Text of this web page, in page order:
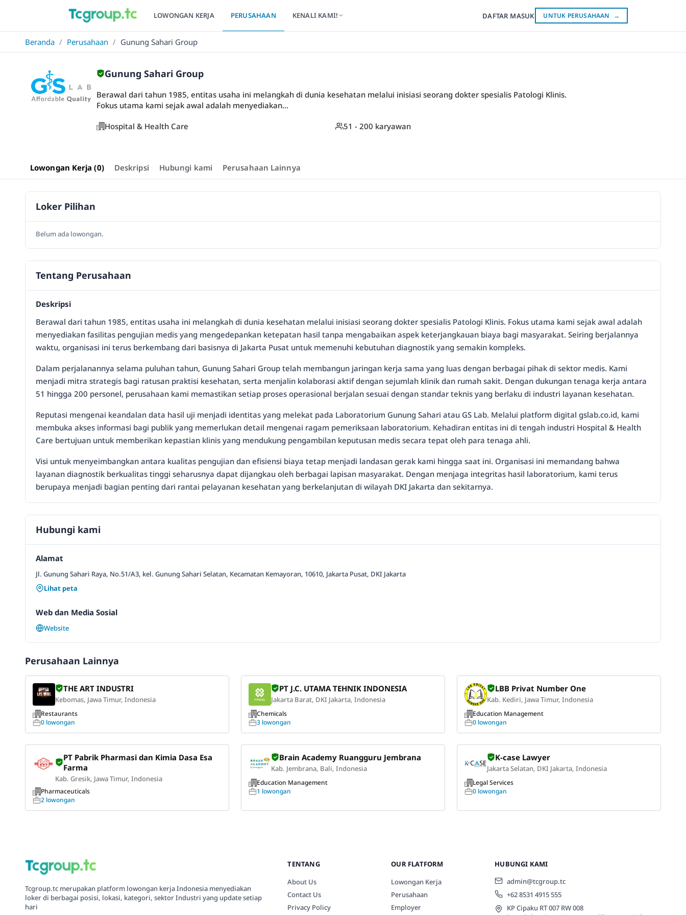
LOWONGAN KERJA PERUSAHAAN KENALI KAMI! DAFTAR MASUK UNTUK PERUSAHAAN →
Beranda / Perusahaan / Gunung Sahari Group
Gunung Sahari Group
Berawal dari tahun 1985, entitas usaha ini melangkah di dunia kesehatan melalui inisiasi seorang dokter spesialis Patologi Klinis.
Fokus utama kami sejak awal adalah menyediakan...
Hospital & Health Care 51 - 200 karyawan
Lowongan Kerja (0) Deskripsi Hubungi kami Perusahaan Lainnya
Loker Pilihan
Belum ada lowongan.
Tentang Perusahaan
Deskripsi
Berawal dari tahun 1985, entitas usaha ini melangkah di dunia kesehatan melalui inisiasi seorang dokter spesialis Patologi Klinis. Fokus utama kami sejak awal adalah
menyediakan fasilitas pengujian medis yang mengedepankan ketepatan hasil tanpa mengabaikan aspek keterjangkauan biaya bagi masyarakat. Seiring berjalannya
waktu, organisasi ini terus berkembang dari basisnya di Jakarta Pusat untuk memenuhi kebutuhan diagnostik yang semakin kompleks.
Dalam perjalanannya selama puluhan tahun, Gunung Sahari Group telah membangun jaringan kerja sama yang luas dengan berbagai pihak di sektor medis. Kami
menjadi mitra strategis bagi ratusan praktisi kesehatan, serta menjalin kolaborasi aktif dengan sejumlah klinik dan rumah sakit. Dengan dukungan tenaga kerja antara
51 hingga 200 personel, perusahaan kami memastikan setiap proses operasional berjalan sesuai dengan standar teknis yang berlaku di industri layanan kesehatan.
Reputasi mengenai keandalan data hasil uji menjadi identitas yang melekat pada Laboratorium Gunung Sahari atau GS Lab. Melalui platform digital gslab.co.id, kami
membuka akses informasi bagi publik yang memerlukan detail mengenai ragam pemeriksaan laboratorium. Kehadiran entitas ini di tengah industri Hospital & Health
Care bertujuan untuk memberikan kepastian klinis yang mendukung pengambilan keputusan medis secara tepat oleh para tenaga ahli.
Visi untuk menyeimbangkan antara kualitas pengujian dan efisiensi biaya tetap menjadi landasan gerak kami hingga saat ini. Organisasi ini memandang bahwa
layanan diagnostik berkualitas tinggi seharusnya dapat dijangkau oleh berbagai lapisan masyarakat. Dengan menjaga integritas hasil laboratorium, kami terus
berupaya menjadi bagian penting dari rantai pelayanan kesehatan yang berkelanjutan di wilayah DKI Jakarta dan sekitarnya.
Hubungi kami
Alamat
Jl. Gunung Sahari Raya, No.51/A3, kel. Gunung Sahari Selatan, Kecamatan Kemayoran, 10610, Jakarta Pusat, DKI Jakarta
Lihat peta
Web dan Media Sosial
Website
Perusahaan Lainnya
THE ART INDUSTRI
Kebomas, Jawa Timur, Indonesia
Restaurants
0 lowongan
PT J.C. UTAMA TEHNIK INDONESIA
Jakarta Barat, DKI Jakarta, Indonesia
Chemicals
3 lowongan
LBB Privat Number One
Kab. Kediri, Jawa Timur, Indonesia
Education Management
0 lowongan
PT Pabrik Pharmasi dan Kimia Dasa Esa
Farma
Kab. Gresik, Jawa Timur, Indonesia
Pharmaceuticals
2 lowongan
Brain Academy Ruangguru Jembrana
Kab. Jembrana, Bali, Indonesia
Education Management
1 lowongan
K-case Lawyer
Jakarta Selatan, DKI Jakarta, Indonesia
Legal Services
0 lowongan
Tcgroup.tc merupakan platform lowongan kerja Indonesia menyediakan
loker di berbagai posisi, lokasi, kategori, sektor Industri yang update setiap
hari
TENTANG
About Us
Contact Us
Privacy Policy
OUR FLATFORM
Lowongan Kerja
Perusahaan
Employer
HUBUNGI KAMI
admin@tcgroup.tc
+62 8531 4915 555
KP Cipaku RT 007 RW 008